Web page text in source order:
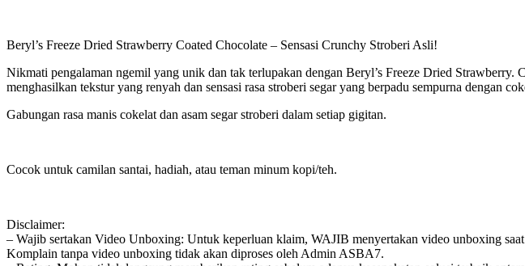
Beryl’s Freeze Dried Strawberry Coated Chocolate – Sensasi Crunchy Stroberi Asli!
Nikmati pengalaman ngemil yang unik dan tak terlupakan dengan Beryl’s Freeze Dried
menghasilkan tekstur yang renyah dan sensasi rasa stroberi segar yang berpadu sempurna dengan
Gabungan rasa manis cokelat dan asam segar stroberi dalam setiap gigitan.
Cocok untuk camilan santai, hadiah, atau teman minum kopi/teh.
Disclaimer:
– Wajib sertakan Video Unboxing: Untuk keperluan klaim, WAJIB menyertakan video unboxing
Komplain tanpa video unboxing tidak akan diproses oleh Admin ASBA7.